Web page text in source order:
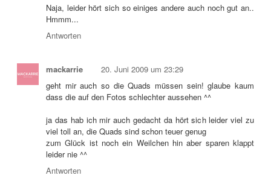
Naja, leider hört sich so einiges andere auch noch gut an..
Hmmm...
Antworten
mackarrie
20. Juni 2009 um 23:29
geht mir auch so die Quads müssen sein! glaube kaum
dass die auf den Fotos schlechter aussehen ^^
ja das hab ich mir auch gedacht da hört sich leider viel zu
viel toll an, die Quads sind schon teuer genug
zum Glück ist noch ein Weilchen hin aber sparen klappt
leider nie ^^
Antworten